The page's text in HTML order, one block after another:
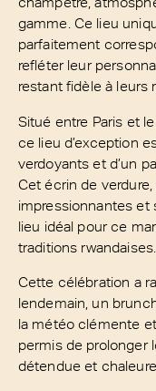
gamme. Ce lieu
parfaitement
refléter leur
restant fidèle à leurs
Situé entre Paris et
ce lieu d’exception
verdoyants et d’un
Cet écrin de
impressionnantes et
lieu idéal pour ce
traditions rwandaises.
Cette célébration a
lendemain, un
la météo clémente
permis de prolonger
détendue et